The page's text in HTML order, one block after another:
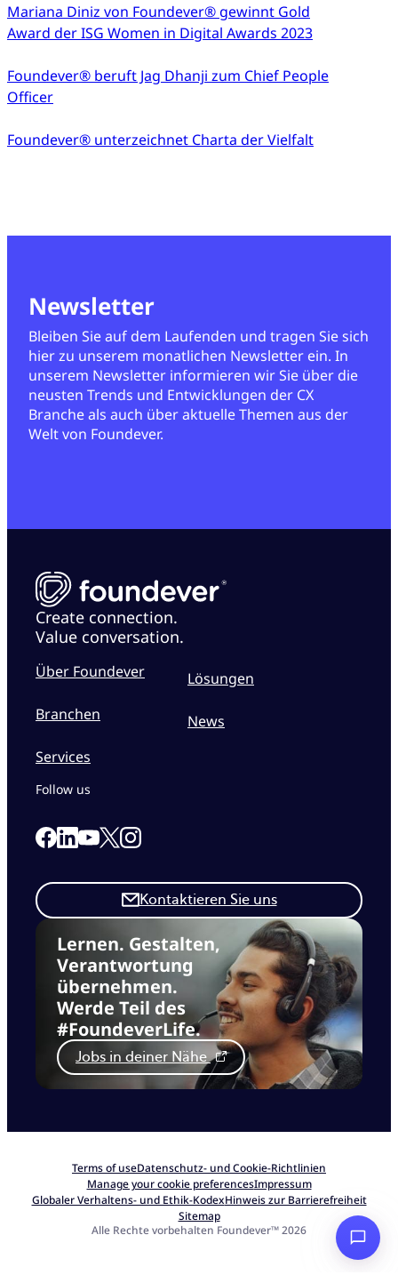
Mariana Diniz von Foundever® gewinnt Gold
Award der ISG Women in Digital Awards 2023
Foundever® beruft Jag Dhanji zum Chief People
Officer
Foundever® unterzeichnet Charta der Vielfalt
Newsletter
Bleiben Sie auf dem Laufenden und tragen Sie sich
hier zu unserem monatlichen Newsletter ein. In
unserem Newsletter informieren wir Sie über die
neusten Trends und Entwicklungen der CX
Branche als auch über aktuelle Themen aus der
Welt von Foundever.
Create connection.
Value conversation.
Über Foundever
Branchen
Services
Lösungen
News
Lernen. Gestalten,
Verantwortung
übernehmen.
Werde Teil des
#FoundeverLife.
Jobs in deiner Nähe
Kontaktieren Sie uns
Follow us
Link to our Facebook page
Link to our Linkedin page
Link to our Youtube page
Link to our X page
Link to our Instagram page
Terms of useDatenschutz- und Cookie-Richtlinien
Manage your cookie preferencesImpressum
Globaler Verhaltens- und Ethik-KodexHinweis zur Barrierefreiheit
Sitemap
Alle Rechte vorbehalten Foundever™ 2026